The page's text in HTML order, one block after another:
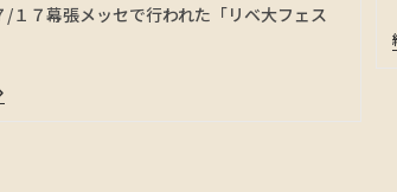
/１７幕張メッセで行われた「リベ大フェス